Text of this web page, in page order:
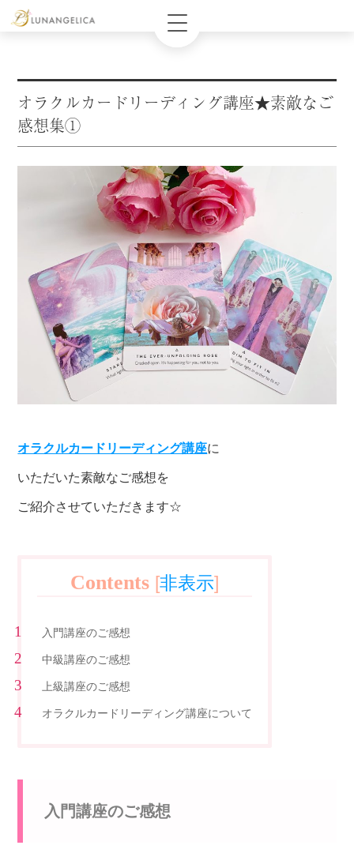
オラクルカードリーディング講座★素敵なご
感想集①
オラクルカードリーディング講座に
いただいた素敵なご感想を
ご紹介させていただきます☆
Contents [非表示]
入門講座のご感想
中級講座のご感想
上級講座のご感想
オラクルカードリーディング講座について
入門講座のご感想